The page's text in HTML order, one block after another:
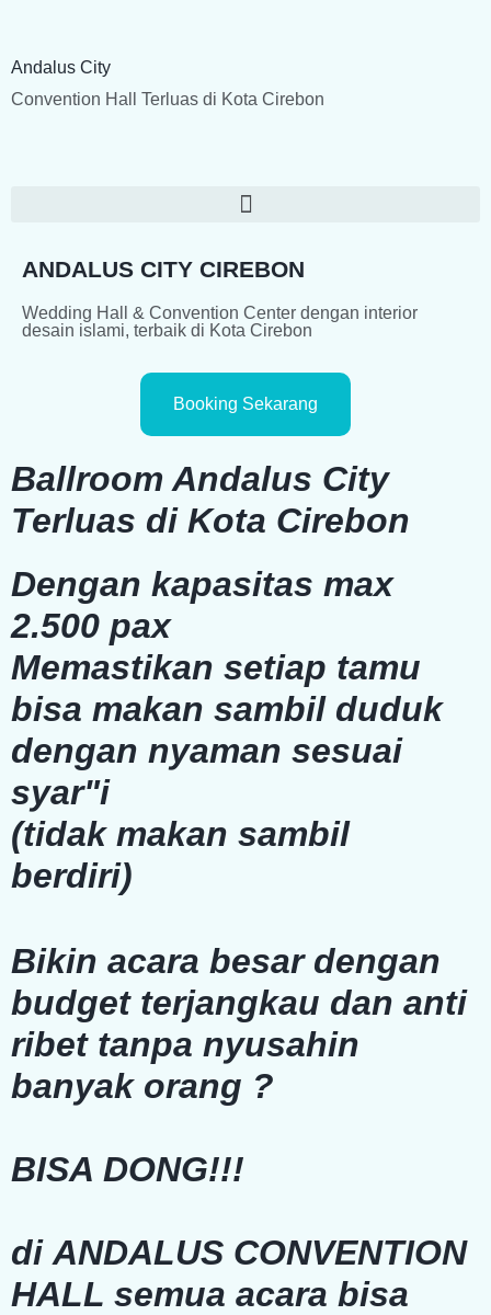
Andalus City
Convention Hall Terluas di Kota Cirebon
ANDALUS CITY CIREBON
Wedding Hall & Convention Center dengan interior
desain islami, terbaik di Kota Cirebon
Booking Sekarang
Ballroom Andalus City
Terluas di Kota Cirebon
Dengan kapasitas max
2.500 pax
Memastikan setiap tamu
bisa makan sambil duduk
dengan nyaman sesuai
syar"i
(tidak makan sambil
berdiri)
Bikin acara besar dengan
budgetterjangkau dan anti
ribet tanpa nyusahin
banyak orang ?
BISA DONG!!!
di ANDALUS CONVENTION
HALL semua acara bisa